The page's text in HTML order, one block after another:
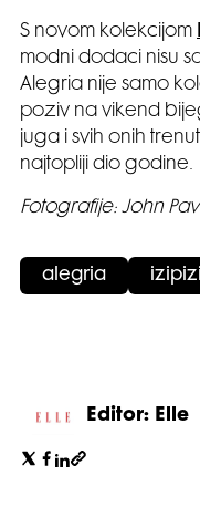
S novom kolekcijom
modni dodaci nisu
Alegria nije samo
poziv na vikend
juga i svih onih
najtopliji dio godine.
Fotografije: John
alegria izipizi
Editor: Elle